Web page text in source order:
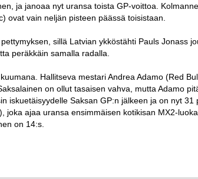
ja janoaa nyt uransa toista GP-voittoa.
ovat vain neljän pisteen päässä toisistaan.
sillä Latvian ykköstähti Pauls Jonass
peräkkäin samalla radalla.
Hallitseva mestari Andrea Adamo (Red
on ollut tasaisen vahva, mutta Adamo
iskuetäisyydelle Saksan GP:n jälkeen ja on nyt
joka ajaa uransa ensimmäisen kotikisan MX2-
on 14:s.